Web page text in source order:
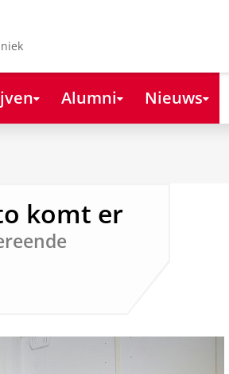
Alumni Nieuws
komt er